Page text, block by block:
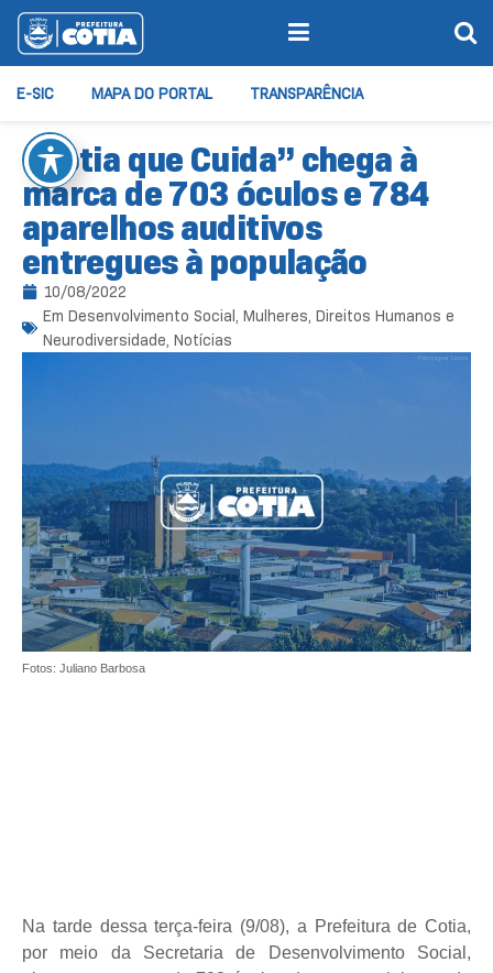
E-SIC MAPA DO PORTAL TRANSPARÊNCIA
“Cotia que Cuida” chega à
marca de 703 óculos e 784
aparelhos auditivos
entregues à população
10/08/2022
Em Desenvolvimento Social, Mulheres, Direitos Humanos e
Neurodiversidade, Notícias
Fotos: Juliano Barbosa
Na tarde dessa terça-feira (9/08), a Prefeitura de Cotia,
por meio da Secretaria de Desenvolvimento Social,